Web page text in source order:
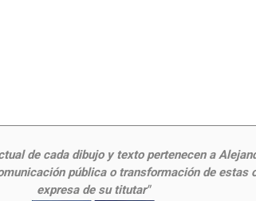
de cada dibujo y texto pertenecen a
pública o transformación de
expresa de su titutar"